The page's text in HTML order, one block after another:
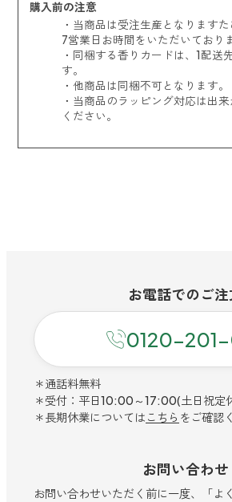
購入前の注意
・当商品は受注生産となります
7営業日お時間をいただいており
・同梱する香りカードは、1配送
す。
・他商品は同梱不可となります。
・当商品のラッピング対応は出
ください。
お電話でのご
0120-201-
＊通話料無料
＊受付：平日10:00～17:00(土日祝定
＊長期休業については こちら をご確認
お問い合わせ
お問い合わせいただく前に一度、「よ